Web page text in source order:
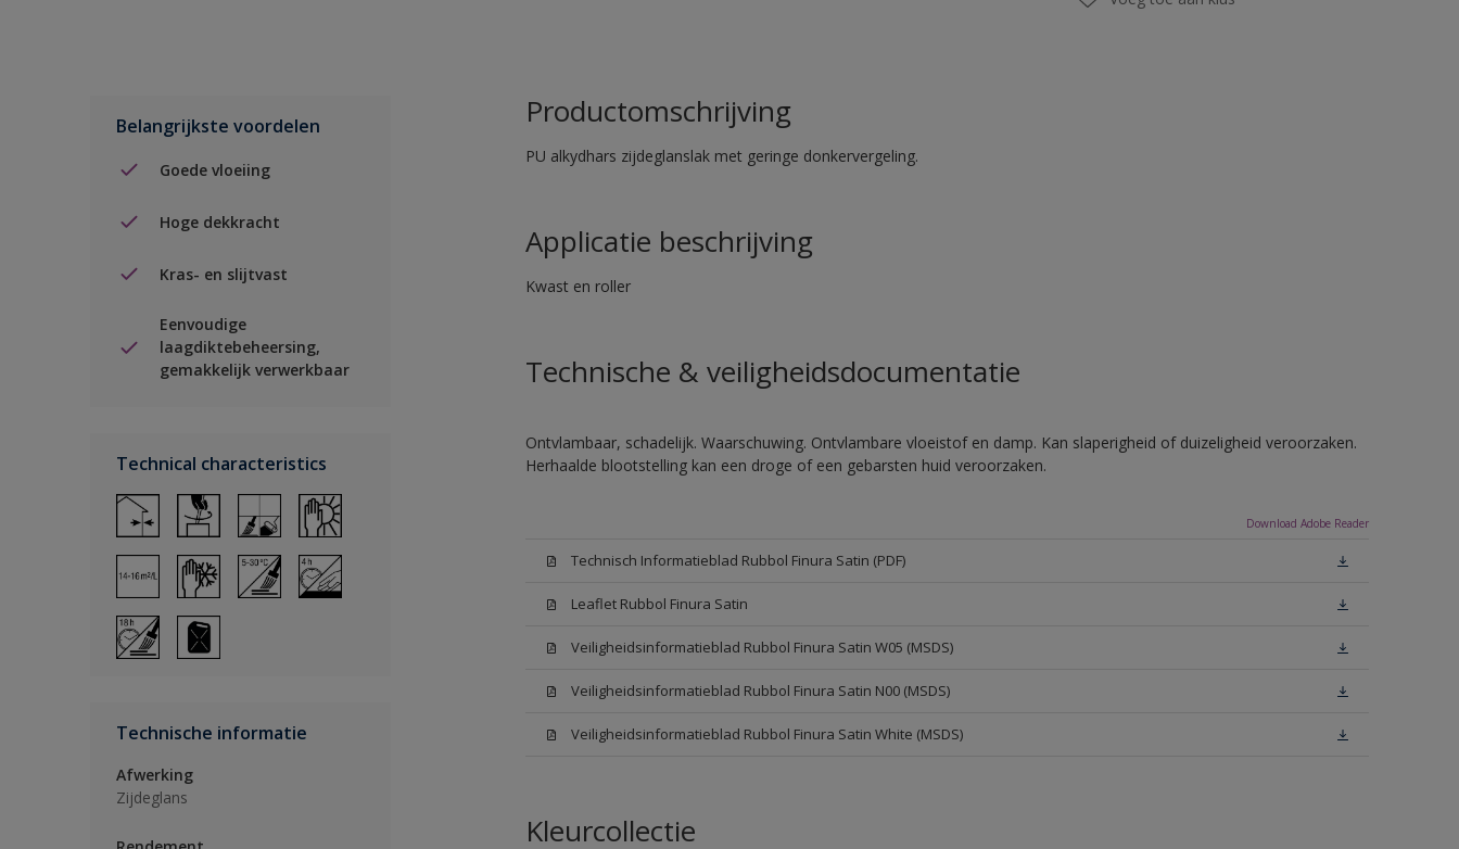
Belangrijkste voordelen
Goede vloeiing
Hoge dekkracht
Kras- en slijtvast
Eenvoudige
laagdiktebeheersing,
gemakkelijk verwerkbaar
Technical characteristics
Technische informatie
Afwerking
Zijdeglans
Productomschrijving
PU alkydhars zijdeglanslak met geringe donkervergeling.
Applicatie beschrijving
Kwast en roller
Technische & veiligheidsdocumentatie
Ontvlambaar, schadelijk. Waarschuwing. Ontvlambare vloeistof en damp. Kan slaperigheid of duizeligheid veroorzaken.
Herhaalde blootstelling kan een droge of een gebarsten huid veroorzaken.
Download Adobe Reader
Technisch Informatieblad Rubbol Finura Satin (PDF)
Leaflet Rubbol Finura Satin
Veiligheidsinformatieblad Rubbol Finura Satin W05 (MSDS)
Veiligheidsinformatieblad Rubbol Finura Satin N00 (MSDS)
Veiligheidsinformatieblad Rubbol Finura Satin White (MSDS)
Kleurcollectie